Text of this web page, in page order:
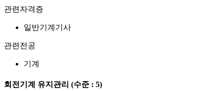
관련자격증
일반기계기사
관련전공
기계
회전기계 유지관리 (수준 : 5)